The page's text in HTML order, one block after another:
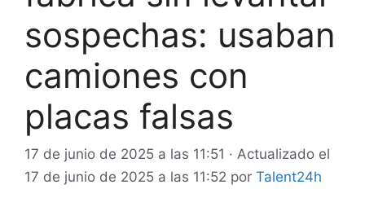
sospechas: usaban
camiones con
placas falsas
17 de junio de 2025 a las 11:51 · Actualizado el
17 de junio de 2025 a las 11:52 por Talent24h